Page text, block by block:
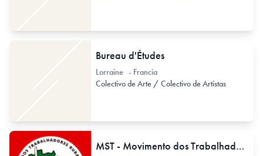
Bureau d'Études
Lorraine - Francia
Colectivo de Arte / Colectivo de Artistas
MST - Movimento dos Trabalhadores Rurais Sem Terra